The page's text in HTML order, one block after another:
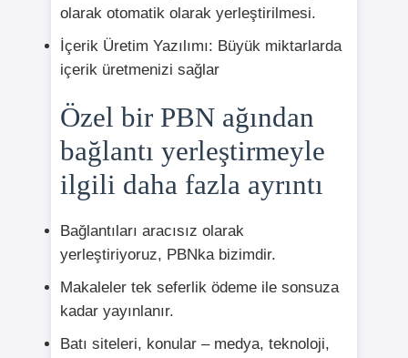
olarak otomatik olarak yerleştirilmesi.
İçerik Üretim Yazılımı: Büyük miktarlarda
içerik üretmenizi sağlar
Özel bir PBN ağından
bağlantı yerleştirmeyle
ilgili daha fazla ayrıntı
Bağlantıları aracısız olarak
yerleştiriyoruz, PBNka bizimdir.
Makaleler tek seferlik ödeme ile sonsuza
kadar yayınlanır.
Batı siteleri, konular – medya, teknoloji,